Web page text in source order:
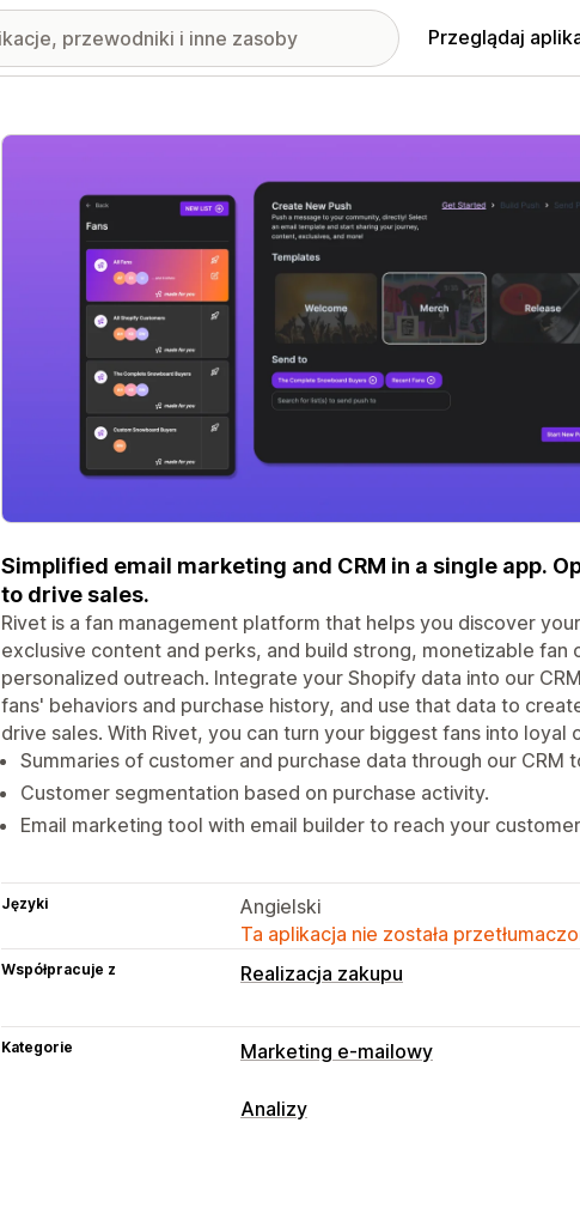
Przeglądaj
Wyróżnione obrazy w galerii
Simplified email marketing and CRM in a single app.
to drive sales.
Rivet is a fan management platform that helps you discover
exclusive content and perks, and build strong, monetizable fan
personalized outreach. Integrate your Shopify data into our
fans' behaviors and purchase history, and use that data to
drive sales. With Rivet, you can turn your biggest fans into
Summaries of customer and purchase data through our CRM
Customer segmentation based on purchase activity.
Email marketing tool with email builder to reach your
Języki
Angielski
Ta aplikacja nie została
Współpracuje z Realizacja zakupu
Kategorie Marketing e-mailowy
Analizy